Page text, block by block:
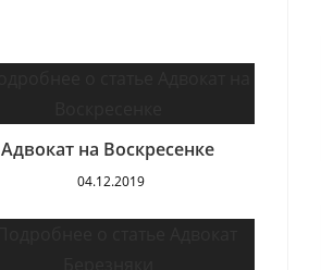
Адвокат на Воскресенке
04.12.2019